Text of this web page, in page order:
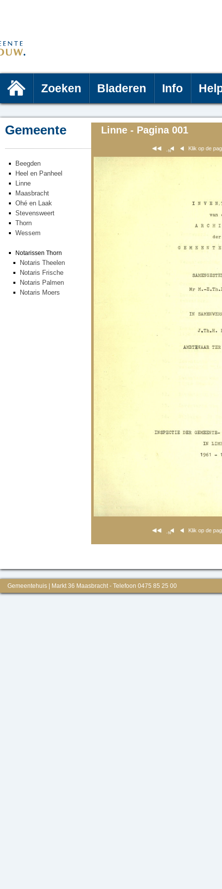
Zoeken Bladeren Info
Gemeente
Beegden
Heel en Panheel
Linne
Maasbracht
Ohé en Laak
Stevensweert
Thorn
Wessem
Notarissen Thorn
Notaris Theelen
Notaris Frische
Notaris Palmen
Notaris Moers
Linne - Pagina 001
Klik op de
Klik op de
Gemeentehuis | Markt 36 Maasbracht - Telefoon 0475 85 25 00